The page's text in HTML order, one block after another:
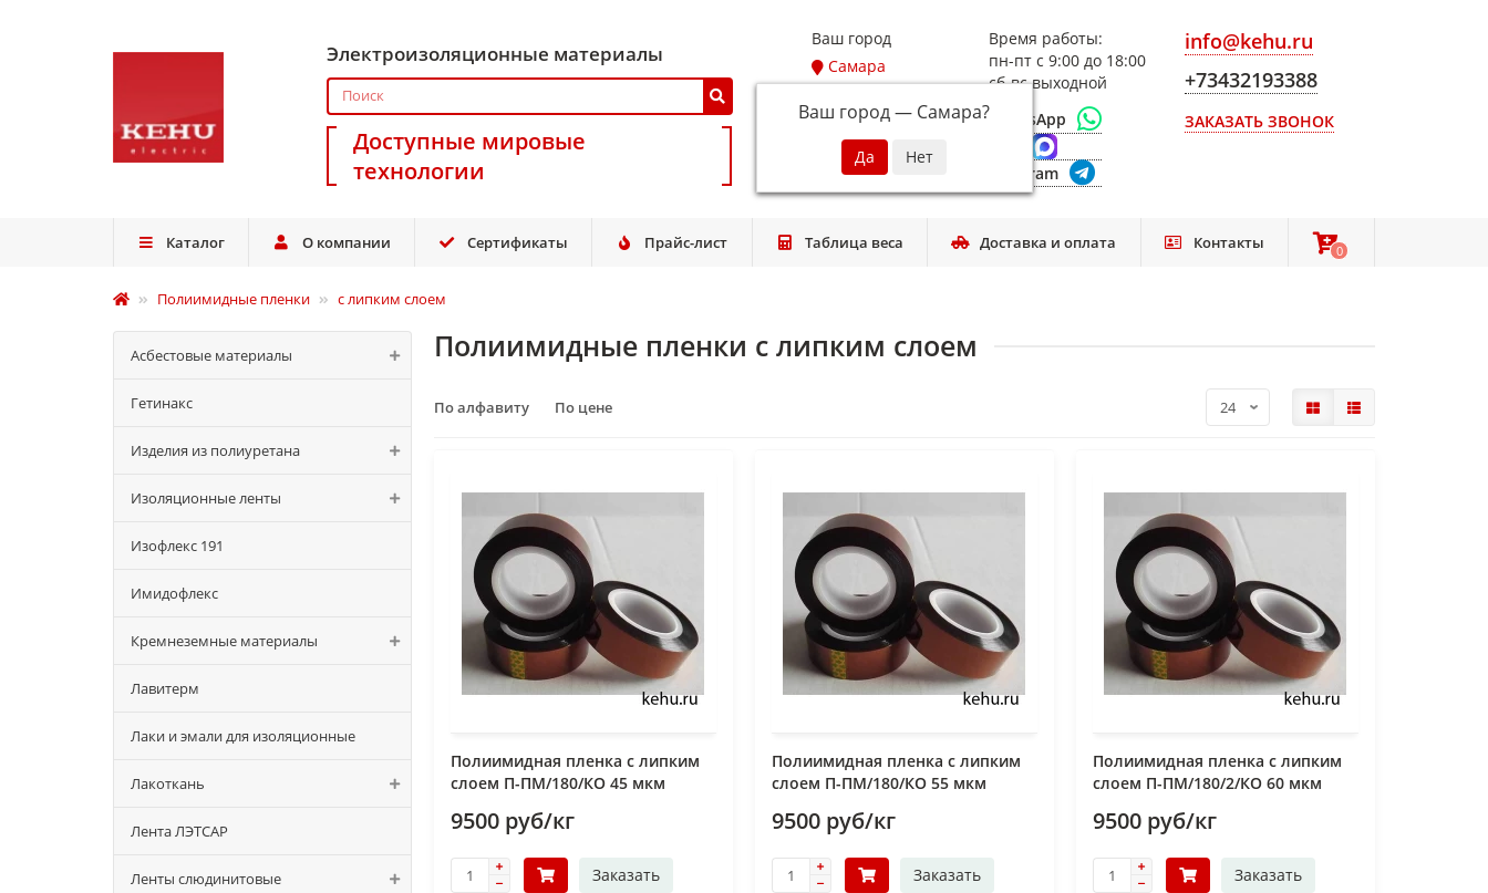
Электроизоляционные материалы
Доступные мировые
технологии
Ваш город
Самара
Ваш город — Самара?
Время работы:
пн-пт с 9:00 до 18:00
сб-вс выходной
WhatsApp
Telegram
info@kehu.ru
+73432193388
ЗАКАЗАТЬ ЗВОНОК
Каталог О компании Сертификаты Прайс-лист Таблица веса Доставка и оплата Контакты 0
0
Полиимидные пленки с липким слоем
Асбестовые материалы
Гетинакс
Изделия из полиуретана
Изоляционные ленты
Изофлекс 191
Имидофлекс
Кремнеземные материалы
Лавитерм
Лаки и эмали для изоляционные
Лакоткань
Лента ЛЭТСАР
Ленты слюдинитовые
Полиимидные пленки с липким слоем
По алфавиту По цене
Полиимидная пленка с липким
слоем П-ПМ/180/КО 45 мкм
9500 руб/кг
Заказать
Полиимидная пленка с липким
слоем П-ПМ/180/КО 55 мкм
9500 руб/кг
Заказать
Полиимидная пленка с липким
слоем П-ПМ/180/2/КО 60 мкм
9500 руб/кг
Заказать